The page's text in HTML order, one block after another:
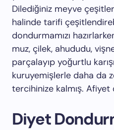
Dilediğiniz meyve
halinde tarifi
dondurmamızı
muz, çilek, ahududu,
parçalayıp yoğurtlu
kuruyemişlerle daha da
tercihinize kalmış. Afiyet
Diyet